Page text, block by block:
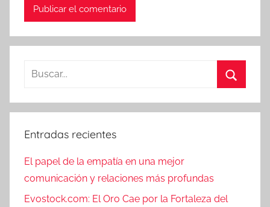
Buscar:
Entradas recientes
El papel de la empatía en una mejor
comunicación y relaciones más profundas
Evostock.com: El Oro Cae por la Fortaleza del